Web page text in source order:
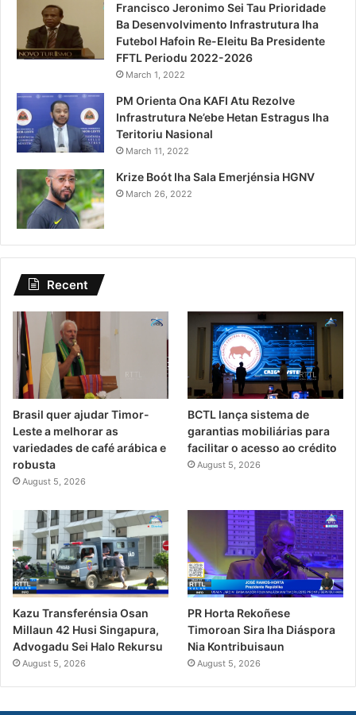
Francisco Jeronimo Sei Tau Prioridade
Ba Desenvolvimento Infrastrutura Iha
Futebol Hafoin Re-Eleitu Ba Presidente
FFTL Periodu 2022-2026
March 1, 2022
PM Orienta Ona KAFI Atu Rezolve
Infrastrutura Ne’ebe Hetan Estragus Iha
Teritoriu Nasional
March 11, 2022
Krize Boót Iha Sala Emerjénsia HGNV
March 26, 2022
Recent
Brasil quer ajudar Timor-
Leste a melhorar as
variedades de café arábica e
robusta
August 5, 2026
BCTL lança sistema de
garantias mobiliárias para
facilitar o acesso ao crédito
August 5, 2026
Kazu Transferénsia Osan
Millaun 42 Husi Singapura,
Advogadu Sei Halo Rekursu
August 5, 2026
PR Horta Rekoñese
Timoroan Sira Iha Diáspora
Nia Kontribuisaun
August 5, 2026